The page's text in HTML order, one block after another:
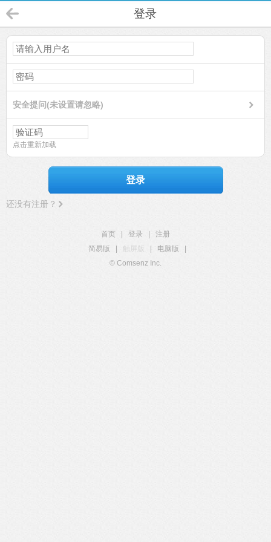
登录
安全提问(未设置请忽略)
点击重新加载
登录
还没有注册？
首页 登录
注册
简易版
触屏版 电脑版
© Comsenz Inc.